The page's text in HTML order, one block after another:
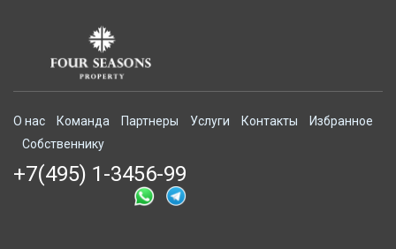
О нас Команда Партнеры Услуги Контакты
Избранное
Собственнику
+7(495) 1-3456-99